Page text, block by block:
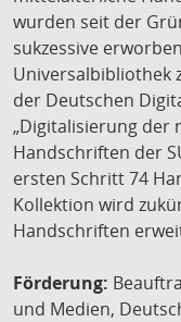
wurden seit der
sukzessive
Universalbibliothek
der Deutschen
„Digitalisierung der
Handschriften der
ersten Schritt 74
Kollektion wird
Handschriften
Förderung:
und Medien,